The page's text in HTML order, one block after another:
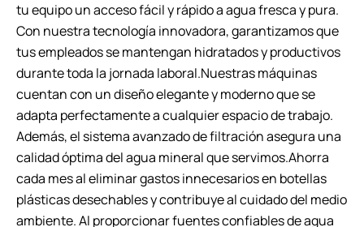
tu equipo un acceso fácil y rápido a agua fresca y pura.
Con nuestra tecnología innovadora, garantizamos que
tus empleados se mantengan hidratados y productivos
durante toda la jornada laboral.Nuestras máquinas
cuentan con un diseño elegante y moderno que se
adapta perfectamente a cualquier espacio de trabajo.
Además, el sistema avanzado de filtración asegura una
calidad óptima del agua mineral que servimos.Ahorra
cada mes al eliminar gastos innecesarios en botellas
plásticas desechables y contribuye al cuidado del medio
ambiente. Al proporcionar fuentes confiables de agua